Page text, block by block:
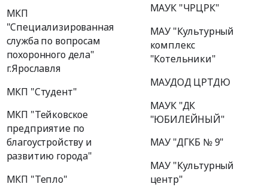
МКП
"Специализированная
служба по вопросам
похоронного дела"
г.Ярославля
МКП "Студент"
МКП "Тейковское
предприятие по
благоустройству и
развитию города"
МКП "Тепло"
МАУК "ЧРЦРК"
МАУ "Культурный
комплекс
"Котельники"
МАУДОД ЦРТДЮ
МАУК "ДК
"ЮБИЛЕЙНЫЙ"
МАУ "ДГКБ № 9"
МАУ "Культурный
центр"